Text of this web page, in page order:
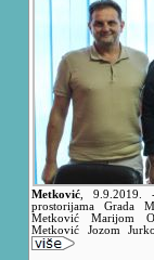
Metković ,9.9.2019.
prostorijama Grada
Metković Marijom
Metković Jozom